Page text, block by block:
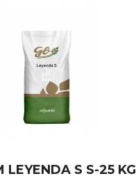
LEYENDA S S-25 KG